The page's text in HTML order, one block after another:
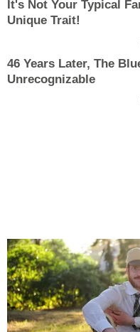
It's Not Your Typical
Unique Trait!
46 Years Later, The
Unrecognizable